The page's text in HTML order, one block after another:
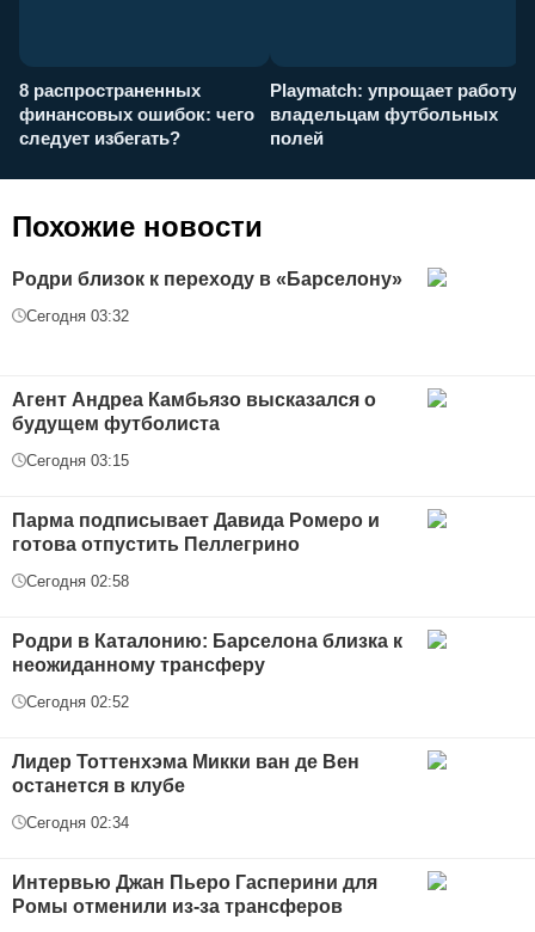
8 распространенных
финансовых ошибок: чего
следует избегать?
Playmatch: упрощает работу
владельцам футбольных
полей
Похожие новости
Родри близок к переходу в «Барселону»
Сегодня 03:32
Агент Андреа Камбьязо высказался о
будущем футболиста
Сегодня 03:15
Парма подписывает Давида Ромеро и
готова отпустить Пеллегрино
Сегодня 02:58
Родри в Каталонию: Барселона близка к
неожиданному трансферу
Сегодня 02:52
Лидер Тоттенхэма Микки ван де Вен
останется в клубе
Сегодня 02:34
Интервью Джан Пьеро Гасперини для
Ромы отменили из-за трансферов